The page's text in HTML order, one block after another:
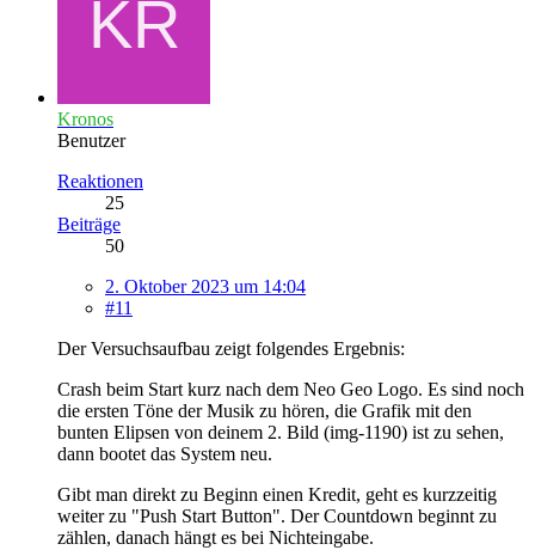
Kronos
Benutzer
Reaktionen
25
Beiträge
50
2. Oktober 2023 um 14:04
#11
Der Versuchsaufbau zeigt folgendes Ergebnis:
Crash beim Start kurz nach dem Neo Geo Logo. Es sind noch
die ersten Töne der Musik zu hören, die Grafik mit den
bunten Elipsen von deinem 2. Bild (img-1190) ist zu sehen,
dann bootet das System neu.
Gibt man direkt zu Beginn einen Kredit, geht es kurzzeitig
weiter zu "Push Start Button". Der Countdown beginnt zu
zählen, danach hängt es bei Nichteingabe.